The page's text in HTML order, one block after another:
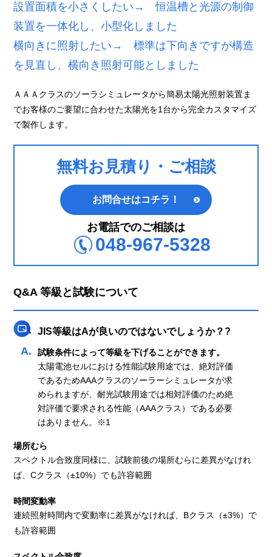
設置面積を小さくしたい→ 恒温槽と光源の制御
装置を一体化し、小型化しました
横向きに照射したい→ 標準は下向きですが構造
を見直し、横向き照射可能としました
ＡＡＡクラスのソーラシミュレータから簡易太陽光照射装置ま
でお客様のご要望に合わせた太陽光を1台から完全カスタマイズ
で製作します。
無料お見積り・ご相談
お問合せはコチラ！
お電話でのご相談は
048-967-5328
Q&A 等級と試験について
JIS等級はAが良いのではないでしょうか？?
試験条件によって等級を下げることができます。
太陽電池セルにおける性能試験用途では、絶対評価
であるためAAAクラスのソーラーシミュレータが求
められますが、耐光試験用途では相対評価のため絶
対評価で要求される性能（AAAクラス）である必要
はありません。※1
場所むら
スペクトル合致度同様に、試験前後の場所むらに差異がなけれ
ば、Cクラス（±10%）でも許容範囲
時間変動率
連続照射時間内で変動率に差異がなければ、Bクラス（±3%）で
も許容範囲